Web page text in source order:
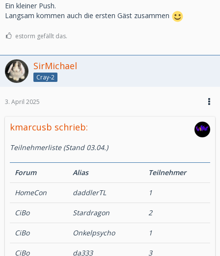
Ein kleiner Push.
Langsam kommen auch die ersten Gäst zusammen
estorm gefällt das.
SirMichael
Cray-2
3. April 2025
kmarcusb schrieb:
Teilnehmerliste (Stand 03.04.)
Forum Alias Teilnehmer
HomeCon daddlerTL 1
CiBo Stardragon 2
CiBo Onkelpsycho 1
CiBo da333 3